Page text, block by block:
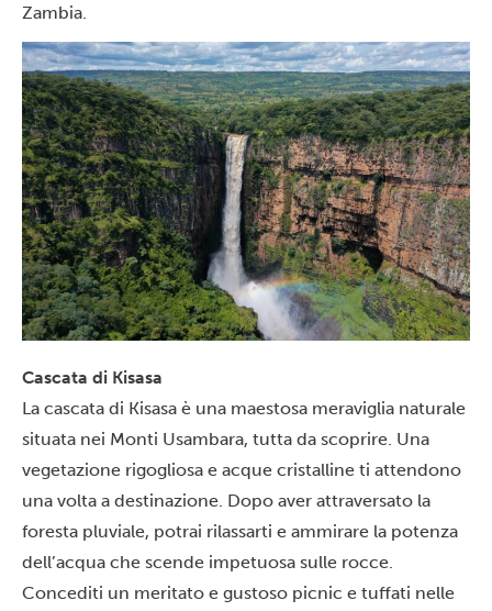
Zambia.
Cascata di Kisasa
La cascata di Kisasa è una maestosa meraviglia naturale
situata nei Monti Usambara, tutta da scoprire. Una
vegetazione rigogliosa e acque cristalline ti attendono
una volta a destinazione. Dopo aver attraversato la
foresta pluviale, potrai rilassarti e ammirare la potenza
dell’acqua che scende impetuosa sulle rocce.
Concediti un meritato e gustoso picnic e tuffati nelle